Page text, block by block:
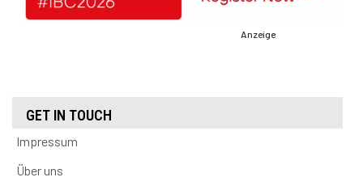
Anzeige
GET IN TOUCH
Impressum
Über uns